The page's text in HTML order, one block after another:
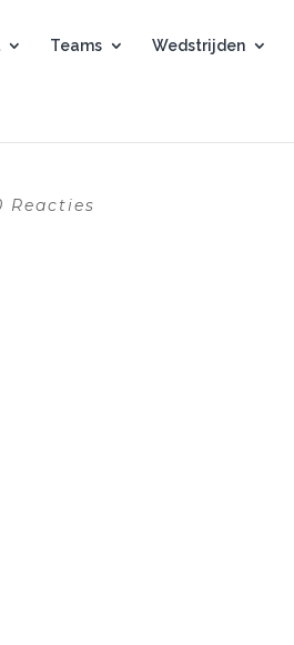
Teams Wedstrijden
Reacties